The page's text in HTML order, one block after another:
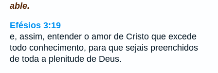
able.
Efésios 3:19
e, assim, entender o amor de Cristo que excede
todo conhecimento, para que sejais preenchidos
de toda a plenitude de Deus.